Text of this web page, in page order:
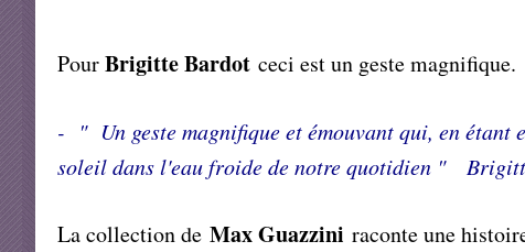
PourBrigitte Bardot ceci est un geste magnifique.
- " Un geste magnifique et émouvant qui, en étant
soleil dans l'eau froide de notre quotidien "
La collection de Max Guazzini raconte une